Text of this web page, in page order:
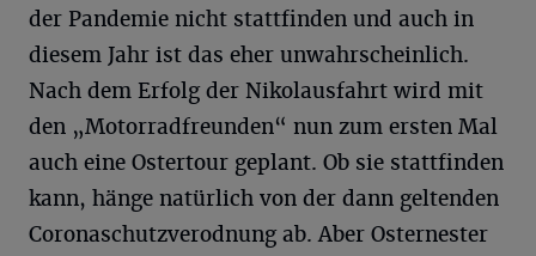
der Pandemie nicht stattfinden und auch in
diesem Jahr ist das eher unwahrscheinlich.
Nach dem Erfolg der Nikolausfahrt wird mit
den „Motorradfreunden“ nun zum ersten Mal
auch eine Ostertour geplant. Ob sie stattfinden
kann, hänge natürlich von der dann geltenden
Coronaschutzverodnung ab. Aber Osternester